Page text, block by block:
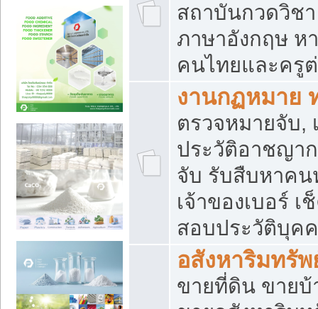
สถาบันกวดวิช
ภาษาอังกฤษ ห
คนไทยและครู
งานกฏหมาย
ตรวจหมายจับ,
ประวัติอาชญา
จับ รับสืบหาคน
เจ้าของเบอร์
สอบประวัติบุค
อสังหาริมทรัพ
ขายที่ดิน ขายบ้